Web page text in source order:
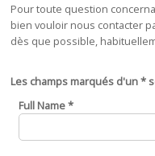
Pour toute question
bien vouloir nous contacter
dès que possible,
Les champs marqués d'un *
Full Name*